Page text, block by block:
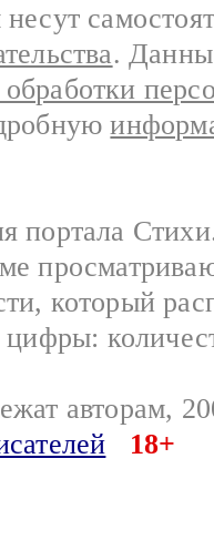
.
портала
который
авторам,
18+